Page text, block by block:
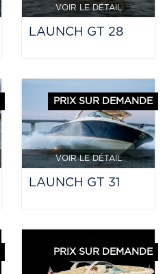
VOIR LE DÉTAIL
LAUNCH GT 28
VOIR LE DÉTAIL
PRIX SUR DEMANDE
LAUNCH GT 31
PRIX SUR DEMANDE